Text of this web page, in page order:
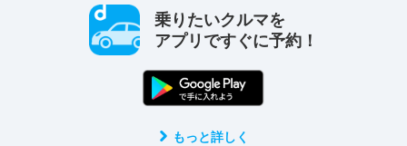
乗りたいクルマを
アプリですぐに予約！
もっと詳しく